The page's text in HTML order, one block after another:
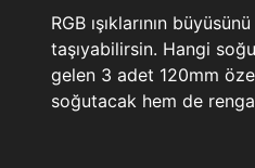
RGB ışıklarının
taşıyabilirsin. Hangi
gelen 3 adet 120mm
soğutacak hem de